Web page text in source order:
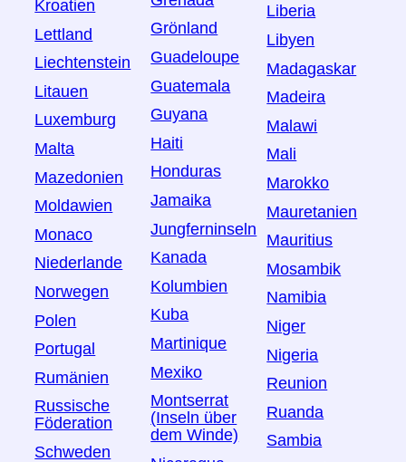
Kroatien
Lettland
Liechtenstein
Litauen
Luxemburg
Malta
Mazedonien
Moldawien
Monaco
Niederlande
Norwegen
Polen
Portugal
Rumänien
Russische
Föderation
Schweden
Grönland
Guadeloupe
Guatemala
Guyana
Haiti
Honduras
Jamaika
Jungferninseln
Kanada
Kolumbien
Kuba
Martinique
Mexiko
Montserrat
(Inseln über
dem Winde)
Liberia
Libyen
Madagaskar
Madeira
Malawi
Mali
Marokko
Mauretanien
Mauritius
Mosambik
Namibia
Niger
Nigeria
Reunion
Ruanda
Sambia